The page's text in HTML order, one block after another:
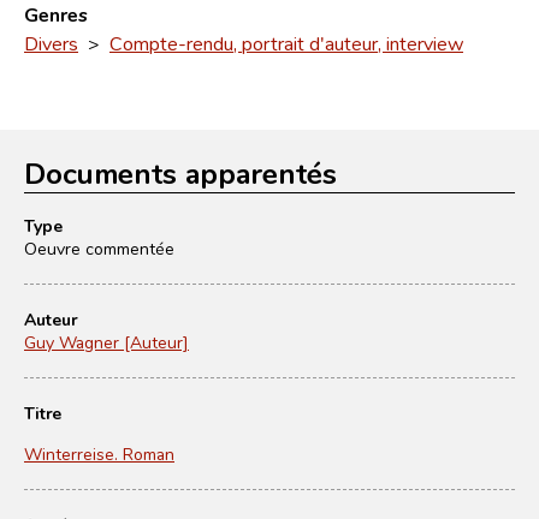
Genres
Divers > Compte-rendu, portrait d'auteur, interview
Documents apparentés
Type
Oeuvre commentée
Auteur
Guy Wagner [Auteur]
Titre
Winterreise. Roman